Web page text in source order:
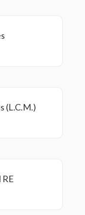
(L.C.M.)